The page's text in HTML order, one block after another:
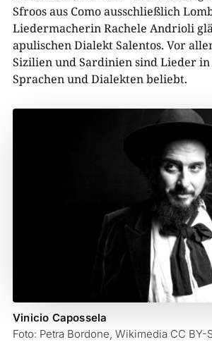
Sfroos aus Como ausschließlich
Liedermacherin Rachele Andrioli
apulischen Dialekt Salentos. Vor
Sizilien und Sardinien sind Lieder
Sprachen und Dialekten beliebt.
Vinicio Capossela
Foto: Petra Bordone, Wikimedia CC BY-